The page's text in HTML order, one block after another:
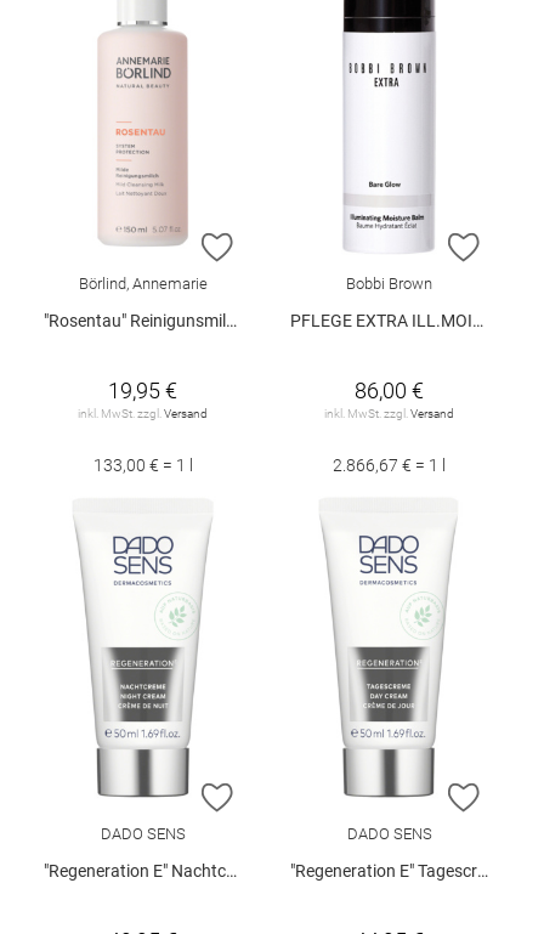
ZUR WUNSCHLISTE HINZUFÜGEN
Börlind, Annemarie
"Rosentau" Reinigunsmilch 150 ml
19,95 €
inkl. MwSt. zzgl. Versand
133,00 € = 1 l
ZUR
Bobbi Brown
PFLEGE EXTRA ILL.MOIST.BALM
86,00 €
inkl. MwSt. zzgl. Versand
2.866,67 € = 1 l
ZUR WUNSCHLISTE HINZUFÜGEN
DADO SENS
"Regeneration E" Nachtcreme 50 ml
ZUR
DADO SENS
"Regeneration E" Tagescreme 50 ml